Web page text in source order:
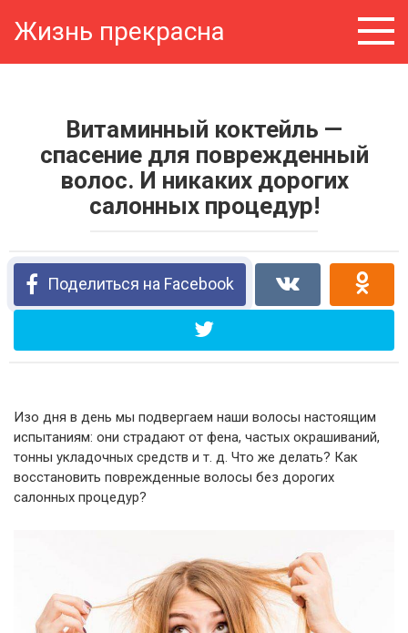
Жизнь прекрасна
Витаминный коктейль —
спасение для поврежденный
волос. И никаких дорогих
салонных процедур!
Поделиться на Facebook
Изо дня в день мы подвергаем наши волосы настоящим
испытаниям: они страдают от фена, частых окрашиваний,
тонны укладочных средств и т. д. Что же делать? Как
восстановить поврежденные волосы без дорогих
салонных процедур?